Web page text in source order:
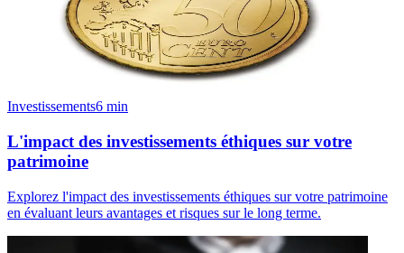
Investissements6 min
L'impact des investissements éthiques sur votre
patrimoine
Explorez l'impact des investissements éthiques sur votre patrimoine
en évaluant leurs avantages et risques sur le long terme.